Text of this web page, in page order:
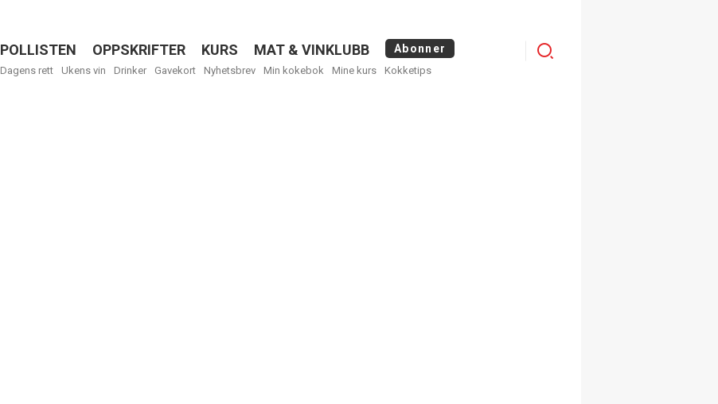
Menu
POLLISTEN OPPSKRIFTER KURS MAT & VINKLUBB Abonner
Dagens rett Ukens vin Drinker Gavekort Nyhetsbrev Min kokebok Mine kurs Kokketips
Menu